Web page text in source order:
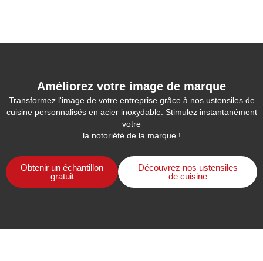
Améliorez votre image de marque
Transformez l'image de votre entreprise grâce à nos ustensiles de
cuisine personnalisés en acier inoxydable. Stimulez instantanément
votre
la notoriété de la marque !
Obtenir un échantillon
gratuit
Découvrez nos ustensiles
de cuisine